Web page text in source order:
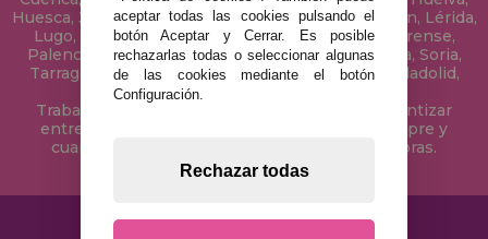
Huesca, Jaén, La Coruña, La Rioja, Las Palmas, Leon, Lérida,
Lugo, Madrid, Málaga, Melilla, Murcia, Navarra, Orense,
Palencia, Pontevedra, Salamanca, Segovia, Sevilla, Soria,
Tarragona, Tenerife, Teruel, Toledo, Valencia, Valladolid,
Vizcaya, Zamora y Zaragoza.
Trabajamos con Stocks permanentes para garantizar
entregas rápidas en territorio peninsular, siempre y
cuando el pedido se realice antes de las 18 horas.
aceptar todas las cookies pulsando el
botón Aceptar y Cerrar. Es posible
rechazarlas todas o seleccionar algunas
de las cookies mediante el botón
Configuración.
Rechazar todas